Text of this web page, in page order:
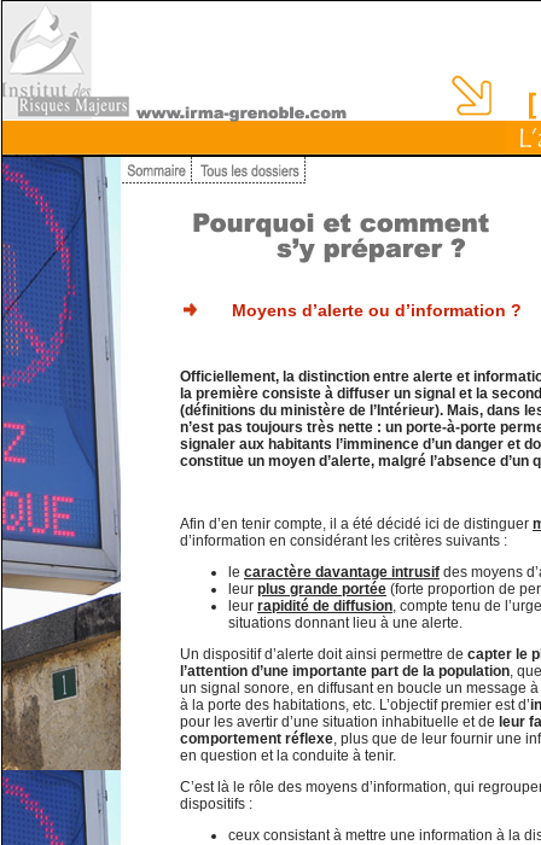
Moyens d’alerte ou d’information ?
Officiellement, la distinction entre alerte et
la première consiste à diffuser un signal et la
(définitions du ministère de l’Intérieur). Mais, dans
n’est pas toujours très nette : un porte-à-porte
signaler aux habitants l’imminence d’un danger et
constitue un moyen d’alerte, malgré l’absence d’un
Afin d’en tenir compte, il a été décidé ici de distinguer
d’information en considérant les critères suivants :
le caractère davantage intrusif des moyens
leur plus grande portée (forte proportion de
leur rapidité de diffusion, compte tenu de
situations donnant lieu à une alerte.
Un dispositif d’alerte doit ainsi permettre de capter le
l’attention d’une importante part de la population,
un signal sonore, en diffusant en boucle un message
à la porte des habitations, etc. L’objectif premier est d’
pour les avertir d’une situation inhabituelle et de leur
comportement réflexe, plus que de leur fournir une
en question et la conduite à tenir.
C’est là le rôle des moyens d’information, qui
dispositifs :
ceux consistant à mettre une information à la